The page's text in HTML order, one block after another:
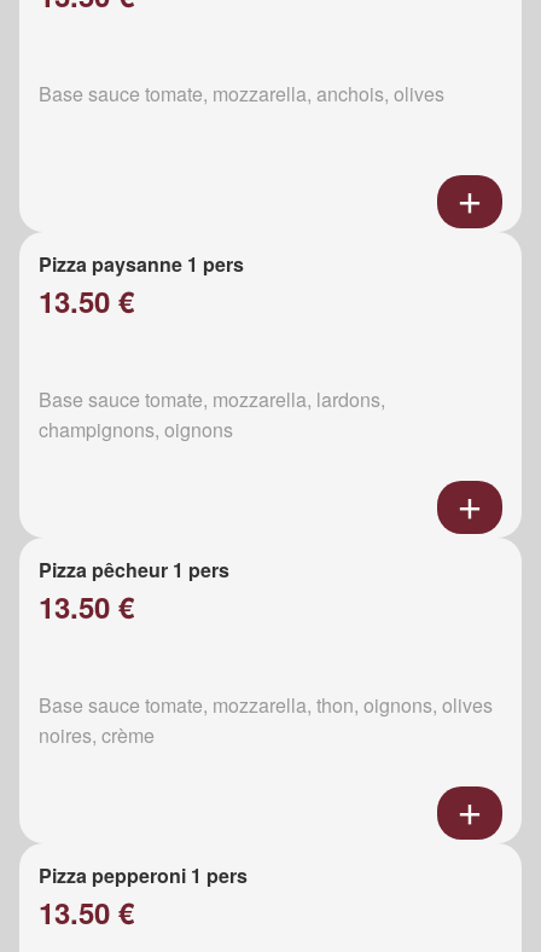
Base sauce tomate, mozzarella, anchois, olives
Pizza paysanne 1 pers
13.50 €
Base sauce tomate, mozzarella, lardons,
champignons, oignons
Pizza pêcheur 1 pers
13.50 €
Base sauce tomate, mozzarella, thon, oignons, olives
noires, crème
Pizza pepperoni 1 pers
13.50 €